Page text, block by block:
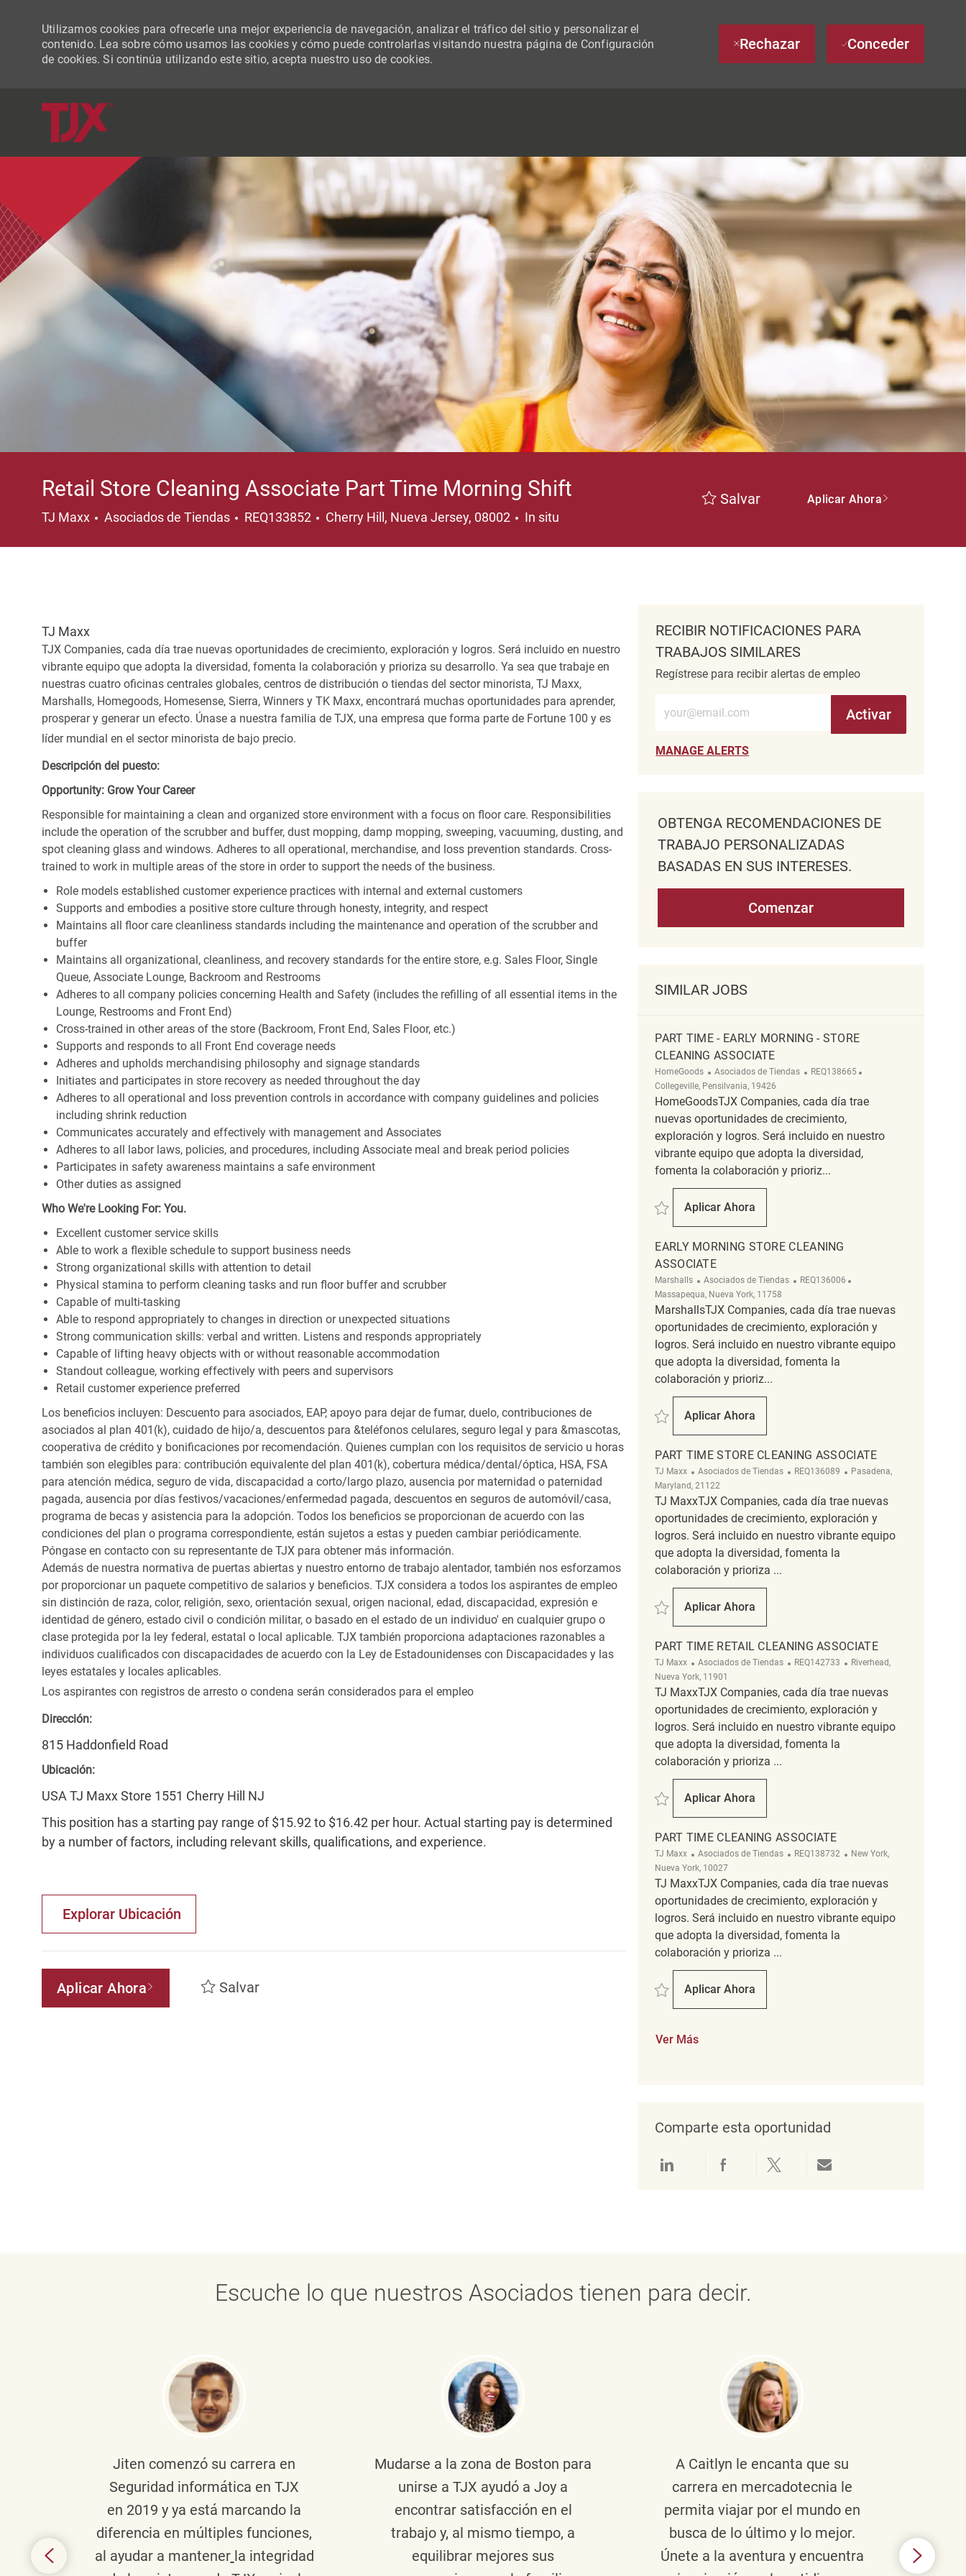
Utilizamos cookies para ofrecerle una mejor experiencia de navegación, analizar el tráfico del sitio y personalizar el
contenido. Lea sobre cómo usamos las cookies y cómo puede controlarlas visitando nuestra página de Configuración
de cookies. Si continúa utilizando este sitio, acepta nuestro uso de cookies.
Rechazar Conceder
Retail Store Cleaning Associate Part Time Morning Shift
TJ Maxx Categoría
Asociados de Tiendas REQ133852 Ubicación
Cherry Hill, Nueva Jersey, 08002 In situ
Salvar Aplicar Ahora
TJ Maxx
TJX Companies, cada día trae nuevas oportunidades de crecimiento, exploración y logros. Será incluido en nuestro
vibrante equipo que adopta la diversidad, fomenta la colaboración y prioriza su desarrollo. Ya sea que trabaje en
nuestras cuatro oficinas centrales globales, centros de distribución o tiendas del sector minorista, TJ Maxx,
Marshalls, Homegoods, Homesense, Sierra, Winners y TK Maxx, encontrará muchas oportunidades para aprender,
prosperar y generar un efecto. Únase a nuestra familia de TJX, una empresa que forma parte de Fortune 100 y es
líder mundial en el sector minorista de bajo precio.
Descripción del puesto:
Opportunity: Grow Your Career
Responsible for maintaining a clean and organized store environment with a focus on floor care. Responsibilities
include the operation of the scrubber and buffer, dust mopping, damp mopping, sweeping, vacuuming, dusting, and
spot cleaning glass and windows. Adheres to all operational, merchandise, and loss prevention standards. Cross-
trained to work in multiple areas of the store in order to support the needs of the business.
Role models established customer experience practices with internal and external customers
Supports and embodies a positive store culture through honesty, integrity, and respect
Maintains all floor care cleanliness standards including the maintenance and operation of the scrubber and
buffer
Maintains all organizational, cleanliness, and recovery standards for the entire store, e.g. Sales Floor, Single
Queue, Associate Lounge, Backroom and Restrooms
Adheres to all company policies concerning Health and Safety (includes the refilling of all essential items in the
Lounge, Restrooms and Front End)
Cross-trained in other areas of the store (Backroom, Front End, Sales Floor, etc.)
Supports and responds to all Front End coverage needs
Adheres and upholds merchandising philosophy and signage standards
Initiates and participates in store recovery as needed throughout the day
Adheres to all operational and loss prevention controls in accordance with company guidelines and policies
including shrink reduction
Communicates accurately and effectively with management and Associates
Adheres to all labor laws, policies, and procedures, including Associate meal and break period policies
Participates in safety awareness maintains a safe environment
Other duties as assigned
Who We're Looking For: You.
Excellent customer service skills
Able to work a flexible schedule to support business needs
Strong organizational skills with attention to detail
Physical stamina to perform cleaning tasks and run floor buffer and scrubber
Capable of multi-tasking
Able to respond appropriately to changes in direction or unexpected situations
Strong communication skills: verbal and written. Listens and responds appropriately
Capable of lifting heavy objects with or without reasonable accommodation
Standout colleague, working effectively with peers and supervisors
Retail customer experience preferred
Los beneficios incluyen: Descuento para asociados, EAP, apoyo para dejar de fumar, duelo, contribuciones de
asociados al plan 401(k), cuidado de hijo/a, descuentos para &teléfonos celulares, seguro legal y para &mascotas,
cooperativa de crédito y bonificaciones por recomendación. Quienes cumplan con los requisitos de servicio u horas
también son elegibles para: contribución equivalente del plan 401(k), cobertura médica/dental/óptica, HSA, FSA
para atención médica, seguro de vida, discapacidad a corto/largo plazo, ausencia por maternidad o paternidad
pagada, ausencia por días festivos/vacaciones/enfermedad pagada, descuentos en seguros de automóvil/casa,
programa de becas y asistencia para la adopción. Todos los beneficios se proporcionan de acuerdo con las
condiciones del plan o programa correspondiente, están sujetos a estas y pueden cambiar periódicamente.
Póngase en contacto con su representante de TJX para obtener más información.
Además de nuestra normativa de puertas abiertas y nuestro entorno de trabajo alentador, también nos esforzamos
por proporcionar un paquete competitivo de salarios y beneficios. TJX considera a todos los aspirantes de empleo
sin distinción de raza, color, religión, sexo, orientación sexual, origen nacional, edad, discapacidad, expresión e
identidad de género, estado civil o condición militar, o basado en el estado de un individuo' en cualquier grupo o
clase protegida por la ley federal, estatal o local aplicable. TJX también proporciona adaptaciones razonables a
individuos cualificados con discapacidades de acuerdo con la Ley de Estadounidenses con Discapacidades y las
leyes estatales y locales aplicables.
Los aspirantes con registros de arresto o condena serán considerados para el empleo
Dirección:
815 Haddonfield Road
Ubicación:
USA TJ Maxx Store 1551 Cherry Hill NJ
This position has a starting pay range of $15.92 to $16.42 per hour. Actual starting pay is determined
by a number of factors, including relevant skills, qualifications, and experience.
Explorar Ubicación
Aplicar Ahora Salvar
RECIBIR NOTIFICACIONES PARA
TRABAJOS SIMILARES
Regístrese para recibir alertas de empleo
Introduzca la dirección de correo electrónico (obligatorio)
Activar
MANAGE ALERTS
OBTENGA RECOMENDACIONES DE
TRABAJO PERSONALIZADAS
BASADAS EN SUS INTERESES.
Comenzar
SIMILAR JOBS
PART TIME - EARLY MORNING - STORE
CLEANING ASSOCIATE
HomeGoods Categoría
Asociados de Tiendas ReqId
REQ138665
Collegeville, Pensilvania, 19426
HomeGoodsTJX Companies, cada día trae
nuevas oportunidades de crecimiento,
exploración y logros. Será incluido en nuestro
vibrante equipo que adopta la diversidad,
fomenta la colaboración y prioriz...
Salvar Part Time - Early Morning - Store Cleaning Associate REQ138665
Aplicar Ahora
Part Time - Early Morning - Store Cleaning
EARLY MORNING STORE CLEANING
ASSOCIATE
Marshalls Categoría
Asociados de Tiendas ReqId
REQ136006
Massapequa, Nueva York, 11758
MarshallsTJX Companies, cada día trae nuevas
oportunidades de crecimiento, exploración y
logros. Será incluido en nuestro vibrante equipo
que adopta la diversidad, fomenta la
colaboración y prioriz...
Salvar Early Morning Store Cleaning Associate REQ136006
Aplicar Ahora
Early Morning Store Cleaning Associate
PART TIME STORE CLEANING ASSOCIATE
TJ Maxx Categoría
Asociados de Tiendas ReqId
REQ136089 Ubicación
Pasadena,
Maryland, 21122
TJ MaxxTJX Companies, cada día trae nuevas
oportunidades de crecimiento, exploración y
logros. Será incluido en nuestro vibrante equipo
que adopta la diversidad, fomenta la
colaboración y prioriza ...
Salvar Part time store cleaning Associate REQ136089
Aplicar Ahora
Part Time Store Cleaning Associate
PART TIME RETAIL CLEANING ASSOCIATE
TJ Maxx Categoría
Asociados de Tiendas ReqId
REQ142733 Ubicación
Riverhead,
Nueva York, 11901
TJ MaxxTJX Companies, cada día trae nuevas
oportunidades de crecimiento, exploración y
logros. Será incluido en nuestro vibrante equipo
que adopta la diversidad, fomenta la
colaboración y prioriza ...
Salvar Part Time Retail Cleaning Associate REQ142733
Aplicar Ahora
Part Time Retail Cleaning Associate
PART TIME CLEANING ASSOCIATE
TJ Maxx Categoría
Asociados de Tiendas ReqId
REQ138732 Ubicación
New York,
Nueva York, 10027
TJ MaxxTJX Companies, cada día trae nuevas
oportunidades de crecimiento, exploración y
logros. Será incluido en nuestro vibrante equipo
que adopta la diversidad, fomenta la
colaboración y prioriza ...
Salvar Part time Cleaning associate REQ138732
Aplicar Ahora
Part Time Cleaning Associate
Ver Más
Comparte esta oportunidad
Compartir a través de LinkedIn
Compartir a través de Facebook
Compartir a través de twitter
Compartir por correo
Escuche lo que nuestros Asociados tienen para decir.
Jiten comenzó su carrera en
Seguridad informática en TJX
en 2019 y ya está marcando la
diferencia en múltiples funciones,
al ayudar a mantener la integridad
Mudarse a la zona de Boston para
unirse a TJX ayudó a Joy a
encontrar satisfacción en el
trabajo y, al mismo tiempo, a
equilibrar mejores sus
A Caitlyn le encanta que su
carrera en mercadotecnia le
permita viajar por el mundo en
busca de lo último y lo mejor.
Únete a la aventura y encuentra